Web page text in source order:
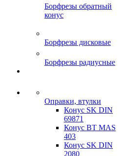
Борфрезы обратный
конус
Борфрезы дисковые
Борфрезы радиусные
Оправки, втулки
Конус SK DIN
69871
Конус BT MAS
403
Конус SK DIN
2080